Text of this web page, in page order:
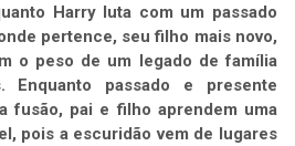
Harry luta com um passado
pertence, seu filho mais novo,
o peso de um legado de família
passado e presente
fusão, pai e filho aprendem uma
pois a escuridão vem de lugares